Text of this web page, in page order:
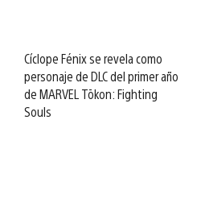
Cíclope Fénix se revela como
personaje de DLC del primer año
de MARVEL Tōkon: Fighting
Souls